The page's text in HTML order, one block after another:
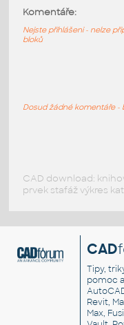
Busta
Komentáře:
Nejste přihlášeni - nelze
bloků
Dosud žádné komentáře -
CAD download:
prvek stafáž výkres
CAD
Tipy,
pomoc
Revit,
Max,